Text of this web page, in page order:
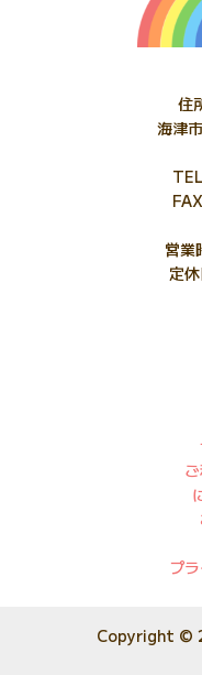
住
海津
営
定
プ
Copyright ©